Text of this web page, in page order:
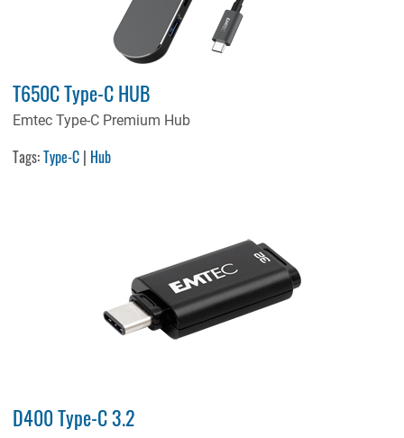
T650C Type-C HUB
Emtec Type-C Premium Hub
Tags:Type-C | Hub
D400 Type-C 3.2